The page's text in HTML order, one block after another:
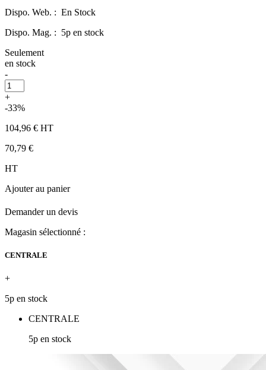
Dispo. Web. : En Stock
Dispo. Mag. : 5p en stock
Seulement
en stock
-
+
-33%
104,96 € HT
70,79 €
HT
Ajouter au panier
Demander un devis
Magasin sélectionné :
CENTRALE
+
5p en stock
CENTRALE
5p en stock